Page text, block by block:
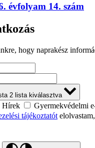
évfolyam 14. szám
hogy naprakész
2 lista kiválasztva
Hírek
Gyermekvédelmi
tájékoztatót